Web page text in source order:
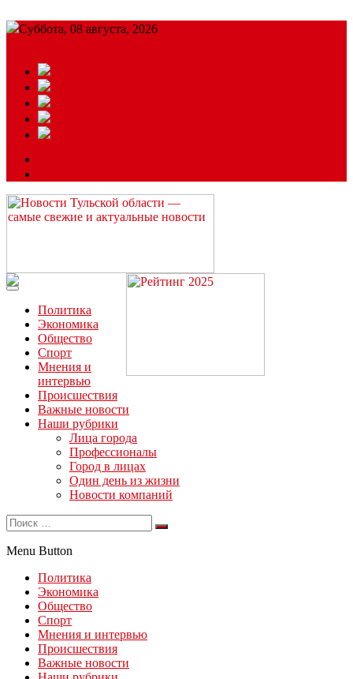
Суббота, 08 августа, 2026
Читайте последние новости дня в Тульской области на сайте
“ЗаНовомосковск”
Политика
Экономика
Общество
Спорт
Мнения и
интервью
Происшествия
Важные новости
Наши рубрики
Лица города
Профессионалы
Город в лицах
Один день из жизни
Новости компаний
Menu Button
Политика
Экономика
Общество
Спорт
Мнения и интервью
Происшествия
Важные новости